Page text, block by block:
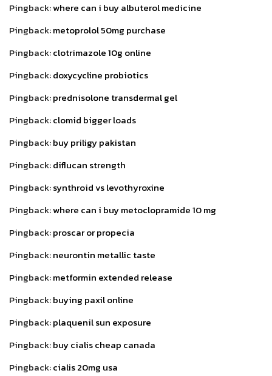
Pingback:where can i buy albuterol medicine
Pingback:metoprolol 50mg purchase
Pingback:clotrimazole 10g online
Pingback:doxycycline probiotics
Pingback:prednisolone transdermal gel
Pingback:clomid bigger loads
Pingback:buy priligy pakistan
Pingback:diflucan strength
Pingback:synthroid vs levothyroxine
Pingback:where can i buy metoclopramide 10 mg
Pingback:proscar or propecia
Pingback:neurontin metallic taste
Pingback:metformin extended release
Pingback:buying paxil online
Pingback:plaquenil sun exposure
Pingback:buy cialis cheap canada
Pingback:cialis 20mg usa